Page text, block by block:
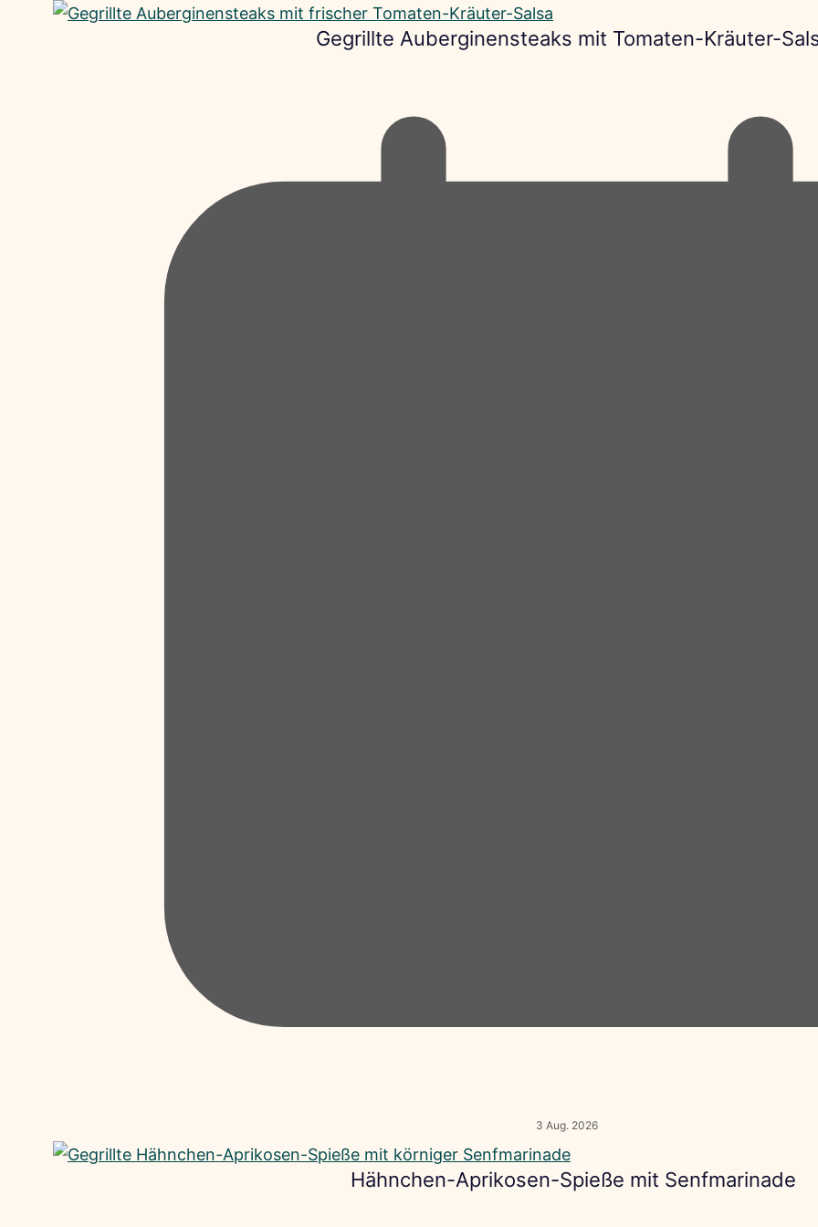
Gegrillte Auberginensteaks mit Tomaten-Kräuter-
3 Aug. 2026
Hähnchen-Aprikosen-Spieße mit Senfmarinade